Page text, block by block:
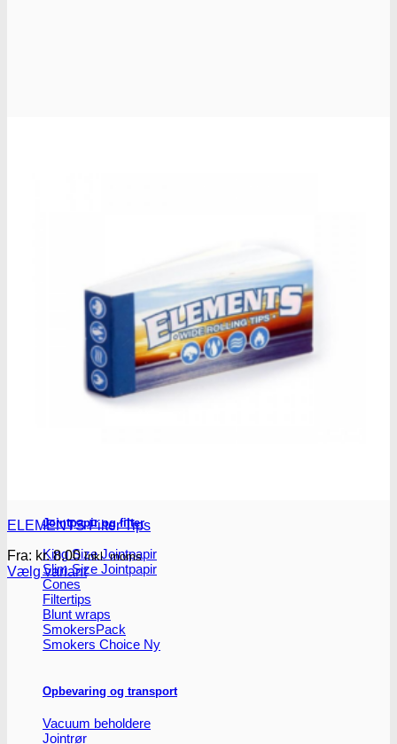
Headshop
Jointpapir og filter
King Size Jointpapir
Slim Size Jointpapir
Cones
Filtertips
Blunt wraps
SmokersPack
Smokers Choice
Opbevaring og transport
Vacuum beholdere
Jointrør
ELEMENTS Filter Tips
Fra: kr.8.00 Inkl. moms
Vælg variant
varianter.
vælges
varesiden